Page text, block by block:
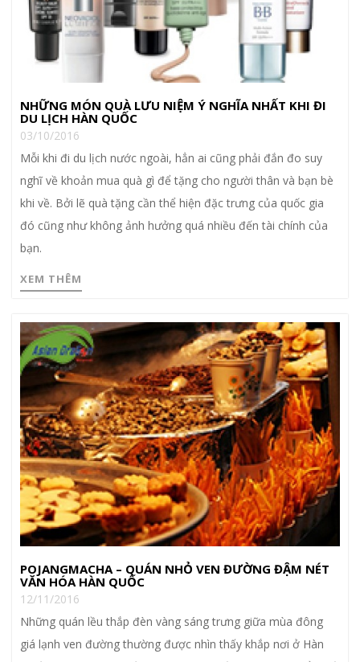
NHỮNG MÓN QUÀ LƯU NIỆM Ý NGHĨA NHẤT KHI ĐI
DU LỊCH HÀN QUỐC
03/10/2016
Mỗi khi đi du lịch nước ngoài, hẳn ai cũng phải đắn đo suy
nghĩ về khoản mua quà gì để tặng cho người thân và bạn bè
khi về. Bởi lẽ quà tặng cần thể hiện đặc trưng của quốc gia
đó cũng như không ảnh hưởng quá nhiều đến tài chính của
bạn.
XEM THÊM
POJANGMACHA – QUÁN NHỎ VEN ĐƯỜNG ĐẬM NÉT
VĂN HÓA HÀN QUỐC
12/11/2016
Những quán lều thắp đèn vàng sáng trưng giữa mùa đông
giá lạnh ven đường thường được nhìn thấy khắp nơi ở Hàn